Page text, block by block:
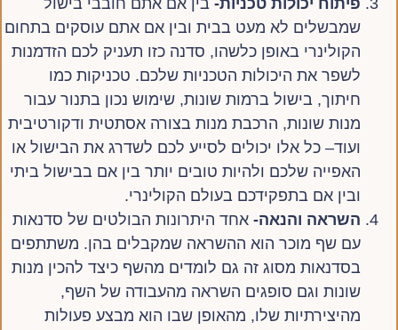
פיתוח יכולות טכניות- בין אם אתם חובבי בישול
שמבשלים לא מעט בבית ובין אם אתם עוסקים בתחום
הקולינרי באופן כלשהו, סדנה כזו תעניק לכם הזדמנות
לשפר את היכולות הטכניות שלכם. טכניקות כמו
חיתוך, בישול ברמות שונות, שימוש נכון בתנור עבור
מנות שונות, הרכבת מנות בצורה אסתטית ודקורטיבית
ועוד– כל אלו יכולים לסייע לכם לשדרג את הבישול או
האפייה שלכם ולהיות טובים יותר בין אם בבישול ביתי
ובין אם בתפקידכם בעולם הקולינרי.
השראה והנאה- אחד היתרונות הבולטים של סדנאות
עם שף מוכר הוא ההשראה שמקבלים בהן. משתתפים
בסדנאות מסוג זה גם לומדים מהשף כיצד להכין מנות
שונות וגם סופגים השראה מהעבודה של השף,
מהיצירתיות שלו, מהאופן שבו הוא מבצע פעולות